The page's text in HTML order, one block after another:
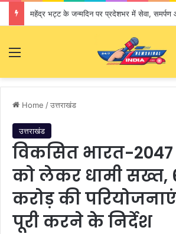
महेंद्र भट्ट के जन्मदिन पर प्रदेशभर में सेवा,
Home /उत्तराखंड
उत्तराखंड
विकसित भारत-
को लेकर धामी सख्त,
करोड़ की
पूरी करने के निर्देश